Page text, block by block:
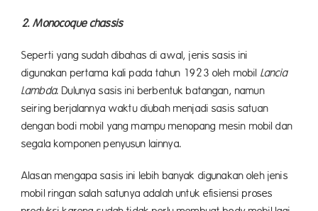
2. Monocoque chassis
Seperti yang sudah dibahas di awal, jenis sasis ini
digunakan pertama kali pada tahun 1923 oleh mobil Lancia
Lambda. Dulunya sasis ini berbentuk batangan, namun
seiring berjalannya waktu diubah menjadi sasis satuan
dengan bodi mobil yang mampu menopang mesin mobil dan
segala komponen penyusun lainnya.
Alasan mengapa sasis ini lebih banyak digunakan oleh jenis
mobil ringan salah satunya adalah untuk efisiensi proses